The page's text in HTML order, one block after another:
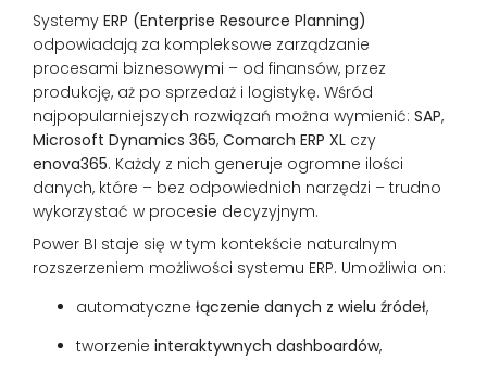
Systemy ERP (Enterprise Resource Planning)
odpowiadają za kompleksowe zarządzanie
procesami biznesowymi – od finansów, przez
produkcję, aż po sprzedaż i logistykę. Wśród
najpopularniejszych rozwiązań można wymienić: SAP,
Microsoft Dynamics 365, Comarch ERP XL czy
enova365. Każdy z nich generuje ogromne ilości
danych, które – bez odpowiednich narzędzi – trudno
wykorzystać w procesie decyzyjnym.
Power BI staje się w tym kontekście naturalnym
rozszerzeniem możliwości systemu ERP. Umożliwia on:
automatyczne łączenie danych z wielu źródeł,
tworzenie interaktywnych dashboardów,